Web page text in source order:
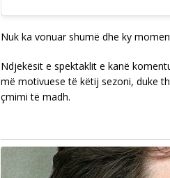
Nuk ka vonuar shumë dhe ky
Ndjekësit e spektaklit e kanë
më motivuese të këtij sezoni, duke
çmimi të madh.